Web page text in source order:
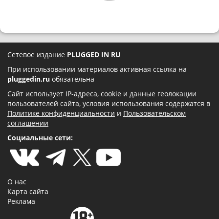
Сетевое издание PLUGGED IN RU
При использовании материалов активная ссылка на
pluggedin.ru обязательна
Сайт использует IP-адреса, cookie и данные геолокации
пользователей сайта, условия использования содержатся в
Политике конфиденциальности и Пользовательском
соглашении
Социальные сети:
О нас
Карта сайта
Реклама